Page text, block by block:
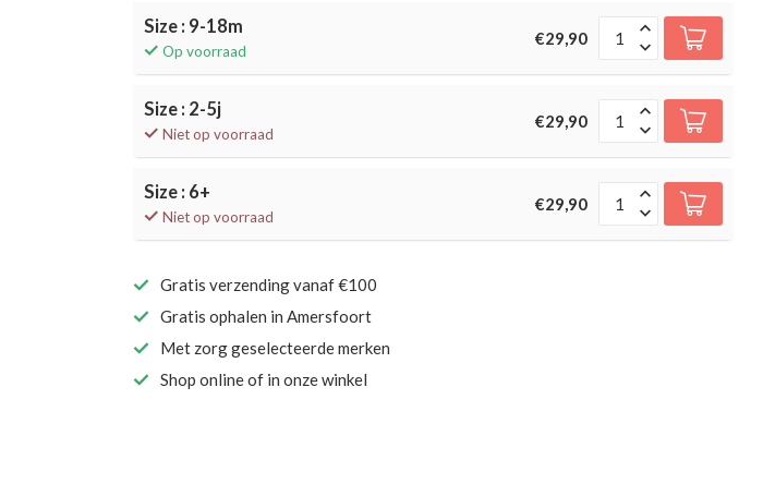
Size : 9-18m
Op voorraad
€29,90
Size : 2-5j
Niet op voorraad
€29,90
Size : 6+
Niet op voorraad
€29,90
Gratis verzending vanaf €100
Gratis ophalen in Amersfoort
Met zorg geselecteerde merken
Shop online of in onze winkel